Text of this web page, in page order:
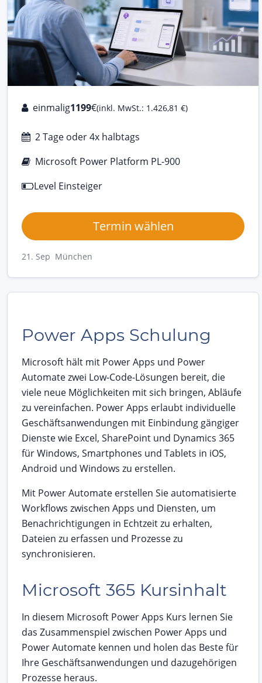
einmalig1199€(inkl. MwSt.: 1.426,81 €)
2 Tage oder 4x halbtags
Microsoft Power Platform PL-900
Level Einsteiger
Termin wählen
21. Sep München
Power Apps Schulung
Microsoft hält mit Power Apps und Power
Automate zwei Low-Code-Lösungen bereit, die
viele neue Möglichkeiten mit sich bringen, Abläufe
zu vereinfachen. Power Apps erlaubt individuelle
Geschäftsanwendungen mit Einbindung gängiger
Dienste wie Excel, SharePoint und Dynamics 365
für Windows, Smartphones und Tablets in iOS,
Android und Windows zu erstellen.
Mit Power Automate erstellen Sie automatisierte
Workflows zwischen Apps und Diensten, um
Benachrichtigungen in Echtzeit zu erhalten,
Dateien zu erfassen und Prozesse zu
synchronisieren.
Microsoft 365 Kursinhalt
In diesem Microsoft Power Apps Kurs lernen Sie
das Zusammenspiel zwischen Power Apps und
Power Automate kennen und holen das Beste für
Ihre Geschäftsanwendungen und dazugehörigen
Prozesse heraus.